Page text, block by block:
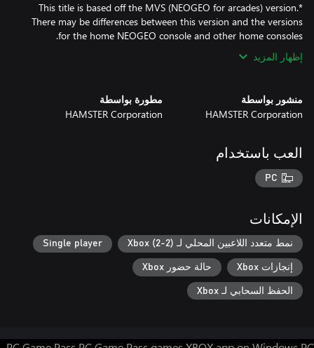
*This title is based off the MVS (NEOGEO for arcades) version.
There may be differences between this version and the versions
for the home NEOGEO console and other home consoles.
إظهار المزيد
منشور بواسطة
HAMSTER Corporation
مطورة بواسطة
HAMSTER Corporation
العب باستخدام
PC
الإمكانات
نمط متعدد اللاعبين المحلي لـ Xbox (2-2) Single player
إنجازات Xbox حالة حضور Xbox
الحفظ السحابي لـ Xbox